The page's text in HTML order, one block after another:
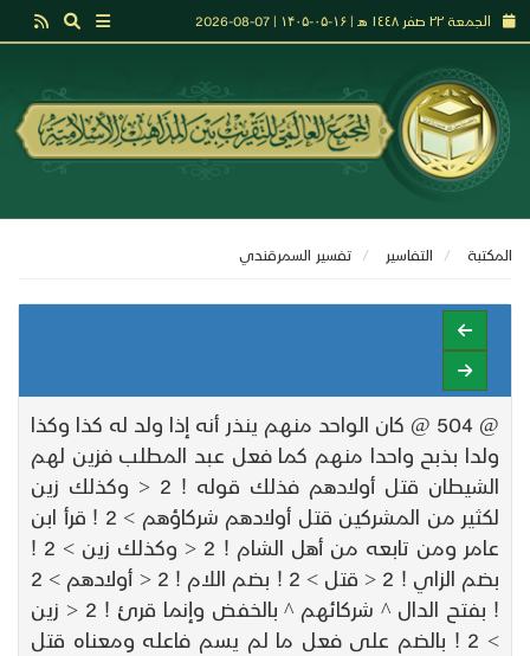
الجمعة ٢٢ صفر ١٤٤٨ هـ | ۱۶-۰۵-۱۴۰۵ | 07-08-2026
المكتبة التفاسير تفسير السمرقندي
@ 504 @ كان الواحد منهم ينذر أنه إذا ولد له كذا وكذا
ولدا بذبح واحدا منهم كما فعل عبد المطلب فزين لهم
الشيطان قتل أولادهم فذلك قوله ! 2 < وكذلك زين
لكثير من المشركين قتل أولادهم شركاؤهم > 2 ! قرأ ابن
عامر ومن تابعه من أهل الشام ! 2 < وكذلك زين > 2 !
بضم الزاي ! 2 < قتل > 2 ! بضم اللام ! 2 < أولادهم > 2
! بفتح الدال ^ شركائهم ^ بالخفض وإنما قرئ ! 2 < زين
> 2 ! بالضم على فعل ما لم يسم فاعله ومعناه قتل